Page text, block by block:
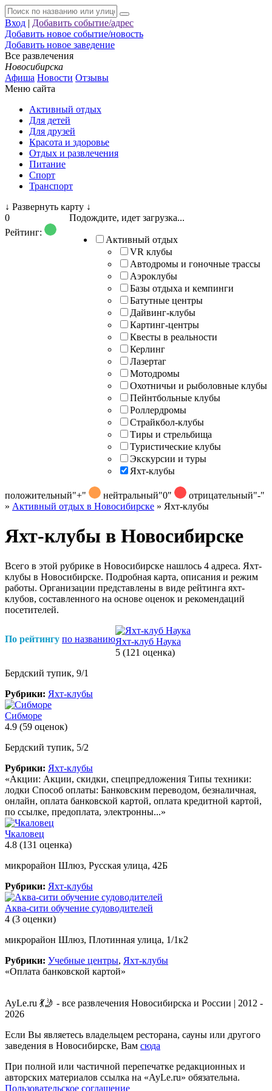
Вход | Добавить событие/адрес
Добавить новое событие/новость
Добавить новое заведение
Все развлечения
Новосибирска
Афиша Новости Отзывы
Меню сайта
Активный отдых
Для детей
Для друзей
Красота и здоровье
Отдых и развлечения
Питание
Спорт
Транспорт
↓ Развернуть карту ↓
Подождите, идет загрузка...
Активный отдых
VR клубы
Автодромы и гоночные трассы
Аэроклубы
Базы отдыха и кемпинги
Батутные центры
Дайвинг-клубы
Картинг-центры
Квесты в реальности
Керлинг
Лазертаг
Мотодромы
Охотничьи и рыболовные клубы
Пейнтбольные клубы
Роллердромы
Страйкбол-клубы
Тиры и стрельбища
Туристические клубы
Экскурсии и туры
Яхт-клубы
0
Рейтинг:
положительный"+" нейтральный"0" отрицательный"-"
» Активный отдых в Новосибирске » Яхт-клубы
Яхт-клубы в Новосибирске
Всего в этой рубрике в Новосибирске нашлось 4 адреса. Яхт-
клубы в Новосибирске. Подробная карта, описания и режим
работы. Организации представлены в виде рейтинга яхт-
клубов, составленного на основе оценок и рекомендаций
посетителей.
По рейтингу по названиюЯхт-клуб Наука
5 (121 оценка)
Бердский тупик, 9/1
Рубрики: Яхт-клубы
Сибморе
4.9 (59 оценок)
Бердский тупик, 5/2
Рубрики: Яхт-клубы
«Акции: Акции, скидки, спецпредложения Типы техники:
лодки Способ оплаты: Банковским переводом, безналичная,
онлайн, оплата банковской картой, оплата кредитной картой,
по ссылке, предоплата, электронны...»
Чкаловец
4.8 (131 оценка)
микрорайон Шлюз, Русская улица, 42Б
Рубрики: Яхт-клубы
Аква-сити обучение судоводителей
4 (3 оценки)
микрорайон Шлюз, Плотинная улица, 1/1к2
Рубрики: Учебные центры, Яхт-клубы
«Оплата банковской картой»
AyLe.ru 💃🤳 - все развлечения Новосибирска и России | 2012 -
2026
Если Вы являетесь владельцем ресторана, сауны или другого
заведения в Новосибирске, Вам сюда
При полной или частичной перепечатке редакционных и
авторских материалов ссылка на «AyLe.ru» обязательна.
Пользовательское соглашение